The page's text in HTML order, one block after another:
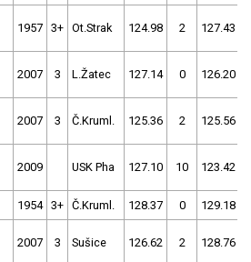
1957 3+ Ot.Strak 124.98 2 127.43
2007 3 L.Žatec 127.14 0 126.20
2007 3 Č.Kruml. 125.36 2 125.56
2009 USK Pha 127.10 10 123.42
1954 3+ Č.Kruml. 128.37 0 129.18
2007 3 Sušice 126.62 2 128.76